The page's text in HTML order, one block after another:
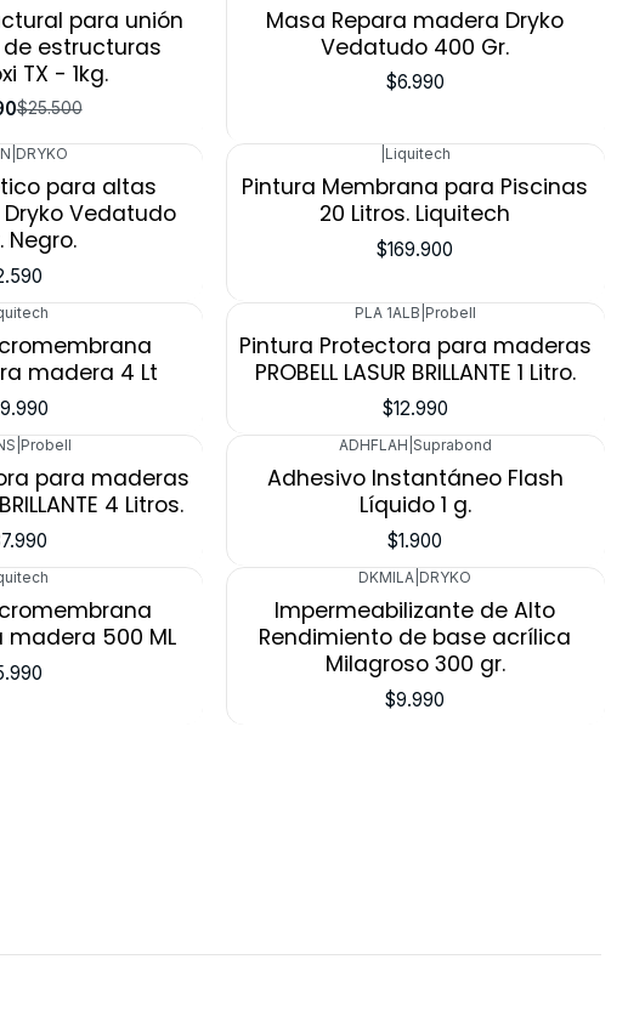
para unión
estructuras
TX - 1kg.
$25.500
Masa Repara madera Dryko
Vedatudo 400 Gr.
$6.990
DRYKO
para altas
Vedatudo
Negro.
Liquitech
Pintura Membrana para Piscinas
20 Litros. Liquitech
$169.900
madera 4 Lt
PLA 1ALB Probell
Pintura Protectora para maderas
PROBELL LASUR BRILLANTE 1 Litro.
$12.990
Probell
para maderas
4 Litros.
ADHFLAH Suprabond
Adhesivo Instantáneo Flash
Líquido 1 g.
$1.900
500 ML
DKMILA DRYKO
Impermeabilizante de Alto
Rendimiento de base acrílica
Milagroso 300 gr.
$9.990